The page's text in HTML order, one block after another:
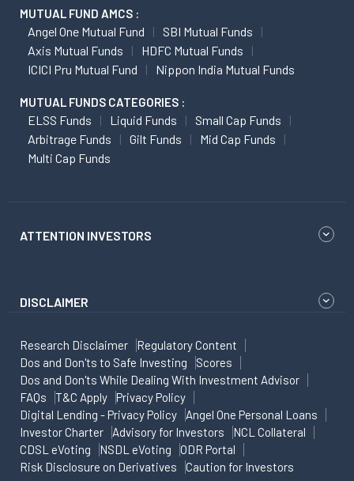
MUTUAL FUND AMCS :
Angel One Mutual Fund
SBI Mutual Funds
Axis Mutual Funds
HDFC Mutual Funds
ICICI Pru Mutual Fund
Nippon India Mutual Funds
MUTUAL FUNDS CATEGORIES :
ELSS Funds Liquid Funds
Small Cap Funds
Arbitrage Funds
Gilt Funds
Mid Cap Funds
Multi Cap Funds
ATTENTION INVESTORS
DISCLAIMER
Research Disclaimer
Regulatory Content
Dos and Don'ts to Safe Investing
Scores
Dos and Don'ts While Dealing With Investment Advisor
FAQs
T&C Apply
Privacy Policy
Digital Lending - Privacy Policy
Angel One Personal Loans
Investor Charter
Advisory for Investors
NCL Collateral
CDSL eVoting
NSDL eVoting
ODR Portal
Risk Disclosure on Derivatives
Caution for Investors